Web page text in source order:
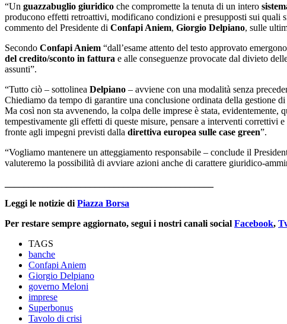
“Un guazzabuglio giuridico che compromette la tenuta di un intero
producono effetti retroattivi, modificano condizioni e presupposti sui quali
commento del Presidente di Confapi Aniem, Giorgio Delpiano, sulle
Secondo Confapi Aniem “dall’esame attento del testo approvato
del credito/sconto in fattura e alle conseguenze provocate dal divieto
assunti”.
“Tutto ciò – sottolinea Delpiano – avviene con una modalità senza
Chiediamo da tempo di garantire una conclusione ordinata della gestione
Ma così non sta avvenendo, la colpa delle imprese è stata, evidentemente,
tempestivamente gli effetti di queste misure, pensare a interventi
fronte agli impegni previsti dalla direttiva europea sulle case green”.
“Vogliamo mantenere un atteggiamento responsabile – conclude il
valuteremo la possibilità di avviare azioni anche di carattere giuridico-
Leggi le notizie di Piazza Borsa
Per restare sempre aggiornato, segui i nostri canali social Facebook,
TAGS
banche
Confapi Aniem
Giorgio Delpiano
governo Meloni
imprese
Superbonus
Tavolo di crisi